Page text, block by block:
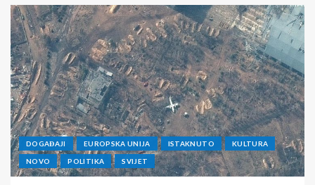
DOGAĐAJI EUROPSKA UNIJA ISTAKNUTO KULTURA
NOVO POLITIKA SVIJET